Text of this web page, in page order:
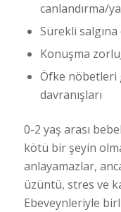
canlandırma/
Sürekli
Konuşma
Öfke nöbetleri
davranışları
0-2 yaş arası
kötü bir şeyin
anlayamazlar,
üzüntü, stres ve
Ebeveynleriyle